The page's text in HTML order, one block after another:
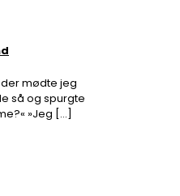
mødte jeg
så og spurgte
»Jeg […]